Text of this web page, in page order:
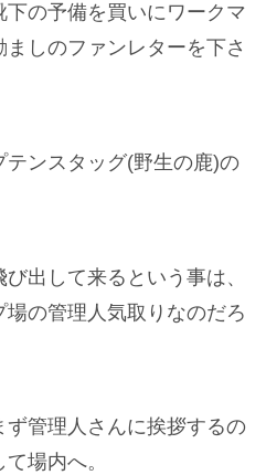
下の予備を買いにワークマ
しのファンレターを下さ
ンスタッグ(野生の鹿)の
出して来るという事は、
の管理人気取りなのだろ
管理人さんに挨拶するの
場内へ。